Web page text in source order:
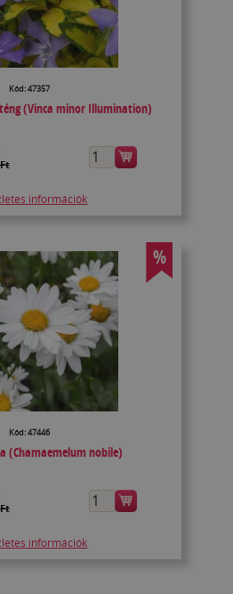
Kód: 47357
(Vinca minor Illumination)
információk
%
Kód: 47446
(Chamaemelum nobile)
információk